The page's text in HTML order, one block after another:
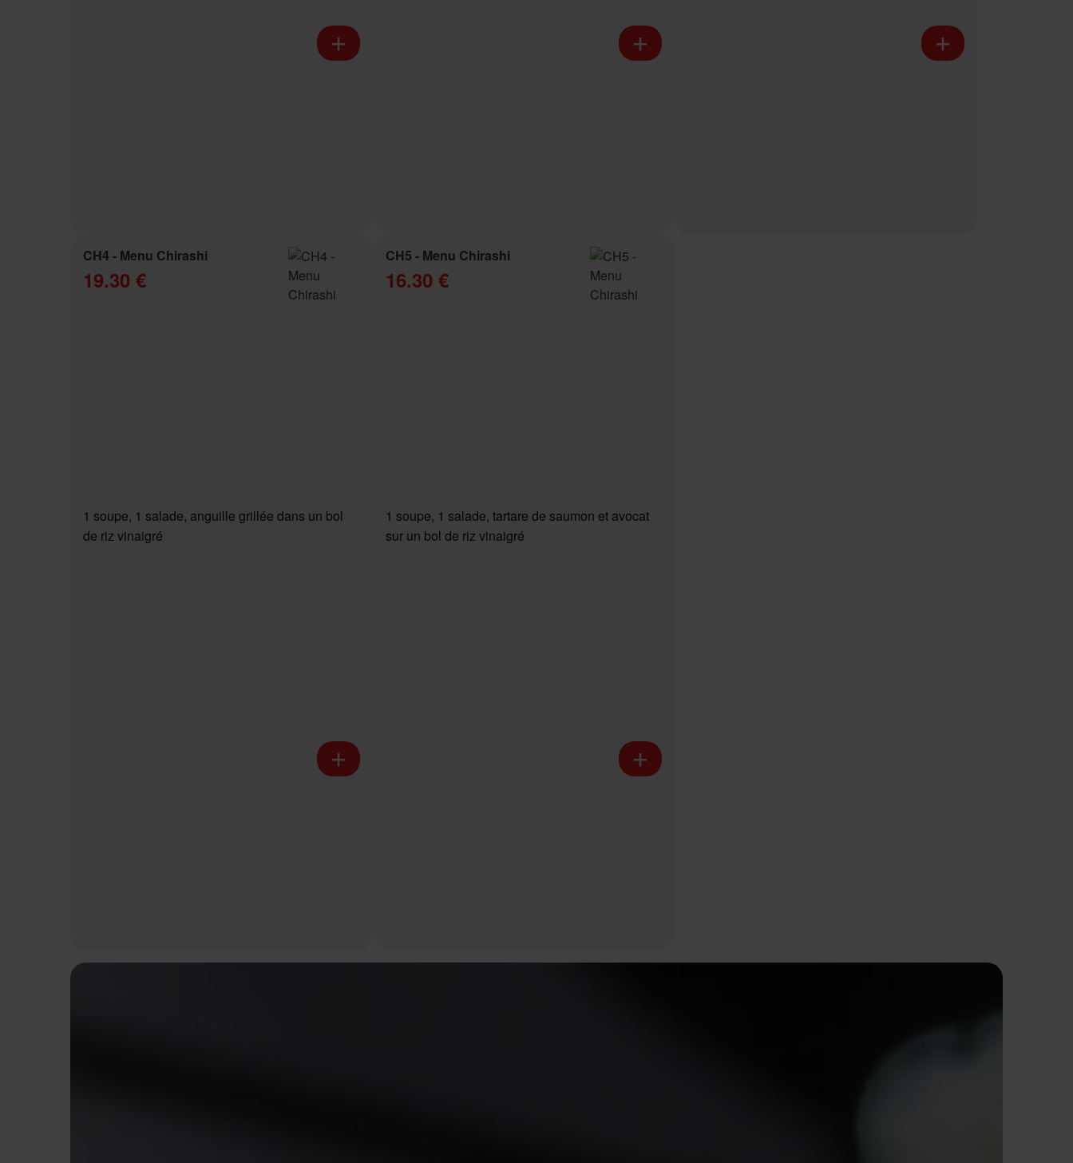
CH4 - Menu Chirashi
19.30 €
1 soupe, 1 salade, anguille grillée dans un bol
de riz vinaigré
CH5 - Menu Chirashi
16.30 €
1 soupe, 1 salade, tartare de saumon et avocat
sur un bol de riz vinaigré